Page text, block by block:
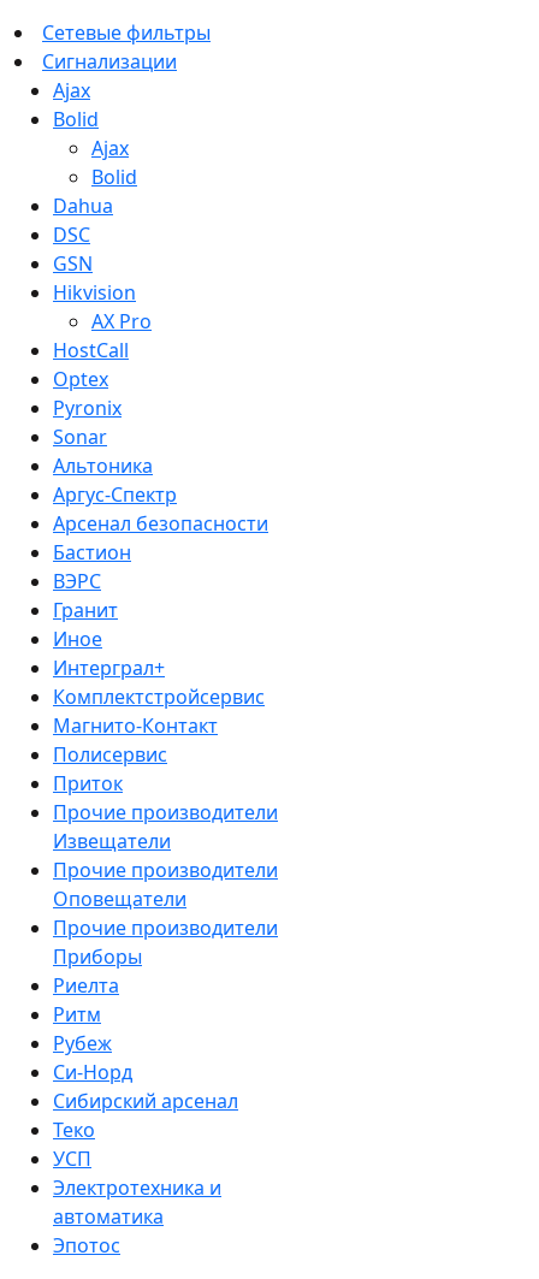
Сетевые фильтры
Сигнализации
Ajax
Bolid
Ajax
Bolid
Dahua
DSC
GSN
Hikvision
AX Pro
HostCall
Optex
Pyronix
Sonar
Альтоника
Аргус-Спектр
Арсенал безопасности
Бастион
ВЭРС
Гранит
Иное
Интерграл+
Комплектстройсервис
Магнито-Контакт
Полисервис
Приток
Прочие производители
Извещатели
Прочие производители
Оповещатели
Прочие производители
Приборы
Риелта
Ритм
Рубеж
Си-Норд
Сибирский арсенал
Теко
УСП
Электротехника и
автоматика
Эпотос